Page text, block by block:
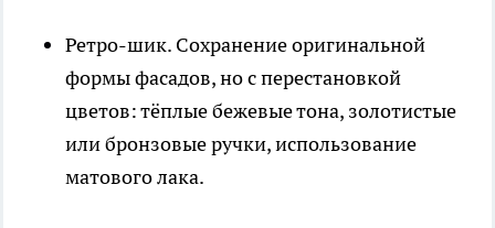
Ретро-шик. Сохранение оригинальной
формы фасадов, но с перестановкой
цветов: тёплые бежевые тона, золотистые
или бронзовые ручки, использование
матового лака.